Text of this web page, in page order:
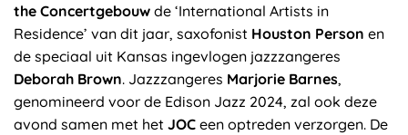
the Concertgebouw de ‘International Artists in
Residence’ van dit jaar, saxofonist Houston Person en
de speciaal uit Kansas ingevlogen jazzzangeres
Deborah Brown. Jazzzangeres Marjorie Barnes,
genomineerd voor de Edison Jazz 2024, zal ook deze
avond samen met het JOC een optreden verzorgen. De